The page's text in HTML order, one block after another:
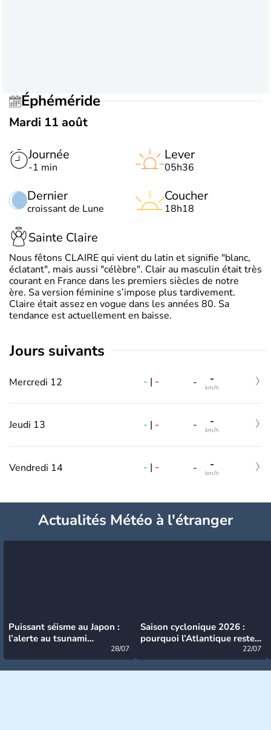
Éphéméride
Mardi 11 août
Journée
-1 min
Dernier
croissant de Lune
Lever
05h36
Coucher
18h18
Sainte Claire
Nous fêtons CLAIRE qui vient du latin et signifie "blanc,
éclatant", mais aussi "célèbre". Clair au masculin était très
courant en France dans les premiers siècles de notre
ère. Sa version féminine s’impose plus tardivement.
Claire était assez en vogue dans les années 80. Sa
tendance est actuellement en baisse.
jours suivants
Mercredi 12 - | - - -
km/h
Jeudi 13 - | - - -
km/h
Vendredi 14 - | - - -
km/h
Actualités Météo à l'étranger
Puissant séisme au Japon :
l’alerte au tsunami
28/07
Saison cyclonique 2026 :
pourquoi l’Atlantique reste
22/07